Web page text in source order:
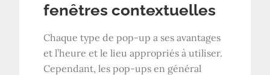
fenêtres contextuelles
Chaque type de pop-up a ses avantages
et l’heure et le lieu appropriés à utiliser.
Cependant, les pop-ups en général